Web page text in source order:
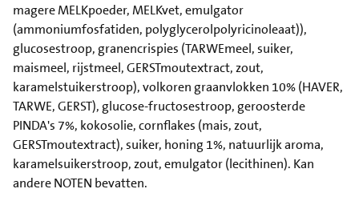
magere MELKpoeder, MELKvet, emulgator
(ammoniumfosfatiden, polyglycerolpolyricinoleaat)),
glucosestroop, granencrispies (TARWEmeel, suiker,
maismeel, rijstmeel, GERSTmoutextract, zout,
karamelstuikerstroop), volkoren graanvlokken 10% (HAVER,
TARWE, GERST), glucose-fructosestroop, geroosterde
PINDA's 7%, kokosolie, cornflakes (mais, zout,
GERSTmoutextract), suiker, honing 1%, natuurlijk aroma,
karamelsuikerstroop, zout, emulgator (lecithinen). Kan
andere NOTEN bevatten.